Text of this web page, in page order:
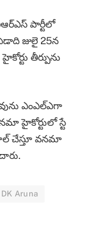
పార్టీలో
జులై 25న
తీర్పును
ఎంఎల్‌ఎగా
హైకోర్టులో స్టే
చేస్తూ వనమా
DK Aruna